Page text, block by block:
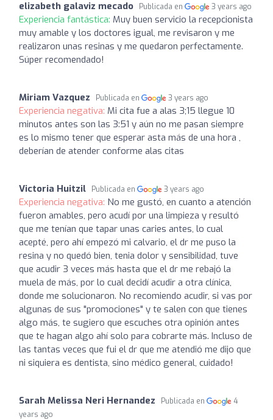
elizabeth galaviz mecado Publicada en 3 years ago
Experiencia fantástica: Muy buen servicio la recepcionista
muy amable y los doctores igual, me revisaron y me
realizaron unas resinas y me quedaron perfectamente.
Súper recomendado!
Miriam Vazquez Publicada en 3 years ago
Experiencia negativa: Mi cita fue a alas 3;15 llegue 10
minutos antes son las 3:51 y aún no me pasan siempre
es lo mismo tener que esperar asta más de una hora ,
deberían de atender conforme alas citas
Victoria Huitzil Publicada en 3 years ago
Experiencia negativa: No me gustó, en cuanto a atención
fueron amables, pero acudí por una limpieza y resultó
que me tenían que tapar unas caries antes, lo cual
acepté, pero ahí empezó mi calvario, el dr me puso la
resina y no quedó bien, tenia dolor y sensibilidad, tuve
que acudir 3 veces más hasta que el dr me rebajó la
muela de más, por lo cual decidí acudir a otra clínica,
donde me solucionaron. No recomiendo acudir, si vas por
algunas de sus "promociones" y te salen con que tienes
algo más, te sugiero que escuches otra opinión antes
que te hagan algo ahí solo para cobrarte más. Incluso de
las tantas veces que fui el dr que me atendió me dijo que
ni siquiera es dentista, sino médico general, cuidado!
Sarah Melissa Neri Hernandez Publicada en
4
years ago